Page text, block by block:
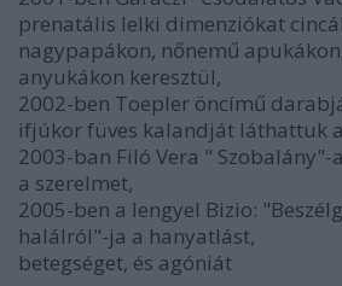
prenatális lelki dimenziókat
nagypapákon, nőnemű
anyukákon keresztül,
2002-ben Toepler öncímű
ifjúkor füves kalandját láthattuk
2003-ban Filó Vera " Szobalány"-
a szerelmet,
2005-ben a lengyel Bizio:
halálról"-ja a hanyatlást,
betegséget, és agóniát